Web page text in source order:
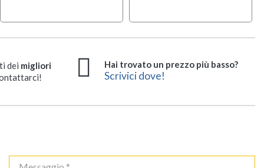
dei migliori
Hai trovato un prezzo più basso?
Scrivici dove!